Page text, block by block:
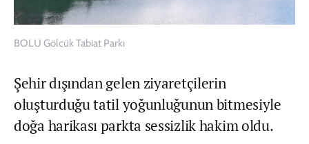
BOLU Gölcük Tabiat Parkı
Şehir dışından gelen ziyaretçilerin
oluşturduğu tatil yoğunluğunun bitmesiyle
doğa harikası parkta sessizlik hakim oldu.